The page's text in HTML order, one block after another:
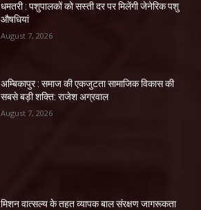
धमतरी : पशुपालकों को सस्ती दर पर मिलेंगी जेनेरिक पशु
औषधियां
August 7, 2026
अम्बिकापुर : समाज की एकजुटता सामाजिक विकास की
सबसे बड़ी शक्ति: राजेश अग्रवाल
August 7, 2026
मिशन वात्सल्य के तहत व्यापक बाल संरक्षण जागरूकता